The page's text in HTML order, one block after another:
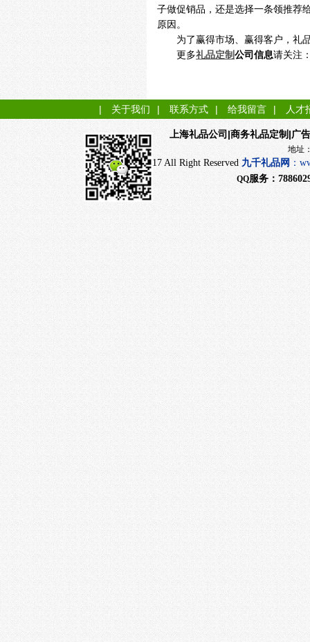
子做促销品，还是选择一条领推荐
原因。
为了赢得市场、赢得客户，礼
更多礼品定制 公司信息请关注
上海礼品公司 |商务礼品定制|广
地址：上海市闵行
CopyRight 2017 All Right Reserved九千礼品网：
QQ服务：
| 关于我们 | 联系方式 | 给我留言 | 人才